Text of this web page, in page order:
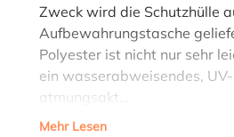
Zweck wird die Schutzhülle
Aufbewahrungstasche
Polyester ist nicht nur sehr
ein wasserabweisendes,
atmungsakt…
Mehr Lesen